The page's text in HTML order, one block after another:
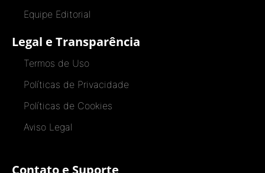
Equipe Editorial
Legal e Transparência
Termos de Uso
Políticas de Privacidade
Políticas de Cookies
Aviso Legal
Contato e Suporte